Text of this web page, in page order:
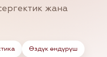
жана
Өздүк өндүрүш